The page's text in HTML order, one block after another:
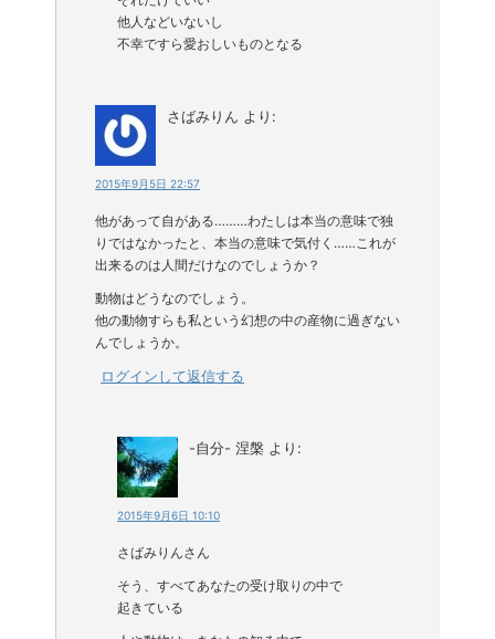
他人などいないし
不幸ですら愛おしいものとなる
さばみりん より:
2015年9月5日 22:57
他があって自がある………わたしは本当の意味で独
りではなかったと、本当の意味で気付く……これが
出来るのは人間だけなのでしょうか？
動物はどうなのでしょう。
他の動物すらも私という幻想の中の産物に過ぎない
んでしょうか。
ログインして返信する
-自分- 涅槃 より:
2015年9月6日 10:10
さばみりんさん
そう、すべてあなたの受け取りの中で
起きている